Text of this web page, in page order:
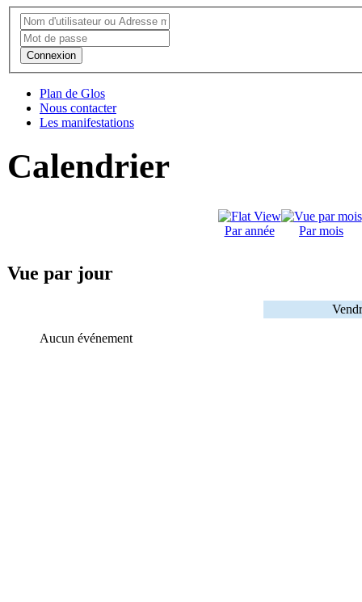
Connexion
Plan de Glos
Nous contacter
Les manifestations
Calendrier
Par année Par mois
Vue par jour
Aucun événement